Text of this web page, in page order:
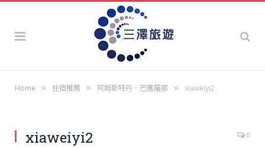
Home » 住宿推薦 » 阿姆斯特丹．巴塞羅那 » xiaweiyi2
xiaweiyi2 0